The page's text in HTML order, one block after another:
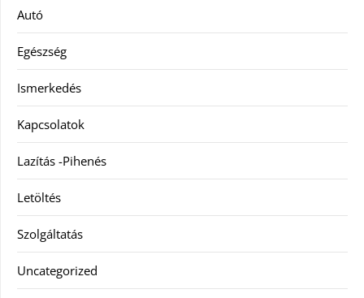
Autó
Egészség
Ismerkedés
Kapcsolatok
Lazítás -Pihenés
Letöltés
Szolgáltatás
Uncategorized